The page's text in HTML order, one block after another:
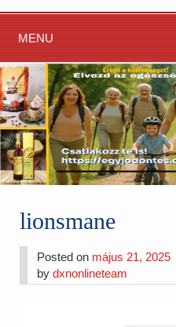
MENU
lionsmane
Posted on május 21, 2025
bydxnonlineteam